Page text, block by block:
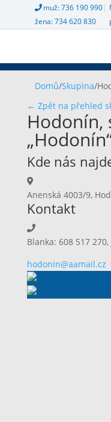
muž: 736 190 990|
žena: 734 620 830
Domů/Skupina/
← Zpět na přehled
Hodonín,
Kde nás
Anenská 4003/9,
Kontakt
Blanka: 608 517
hodonin@aamail.cz